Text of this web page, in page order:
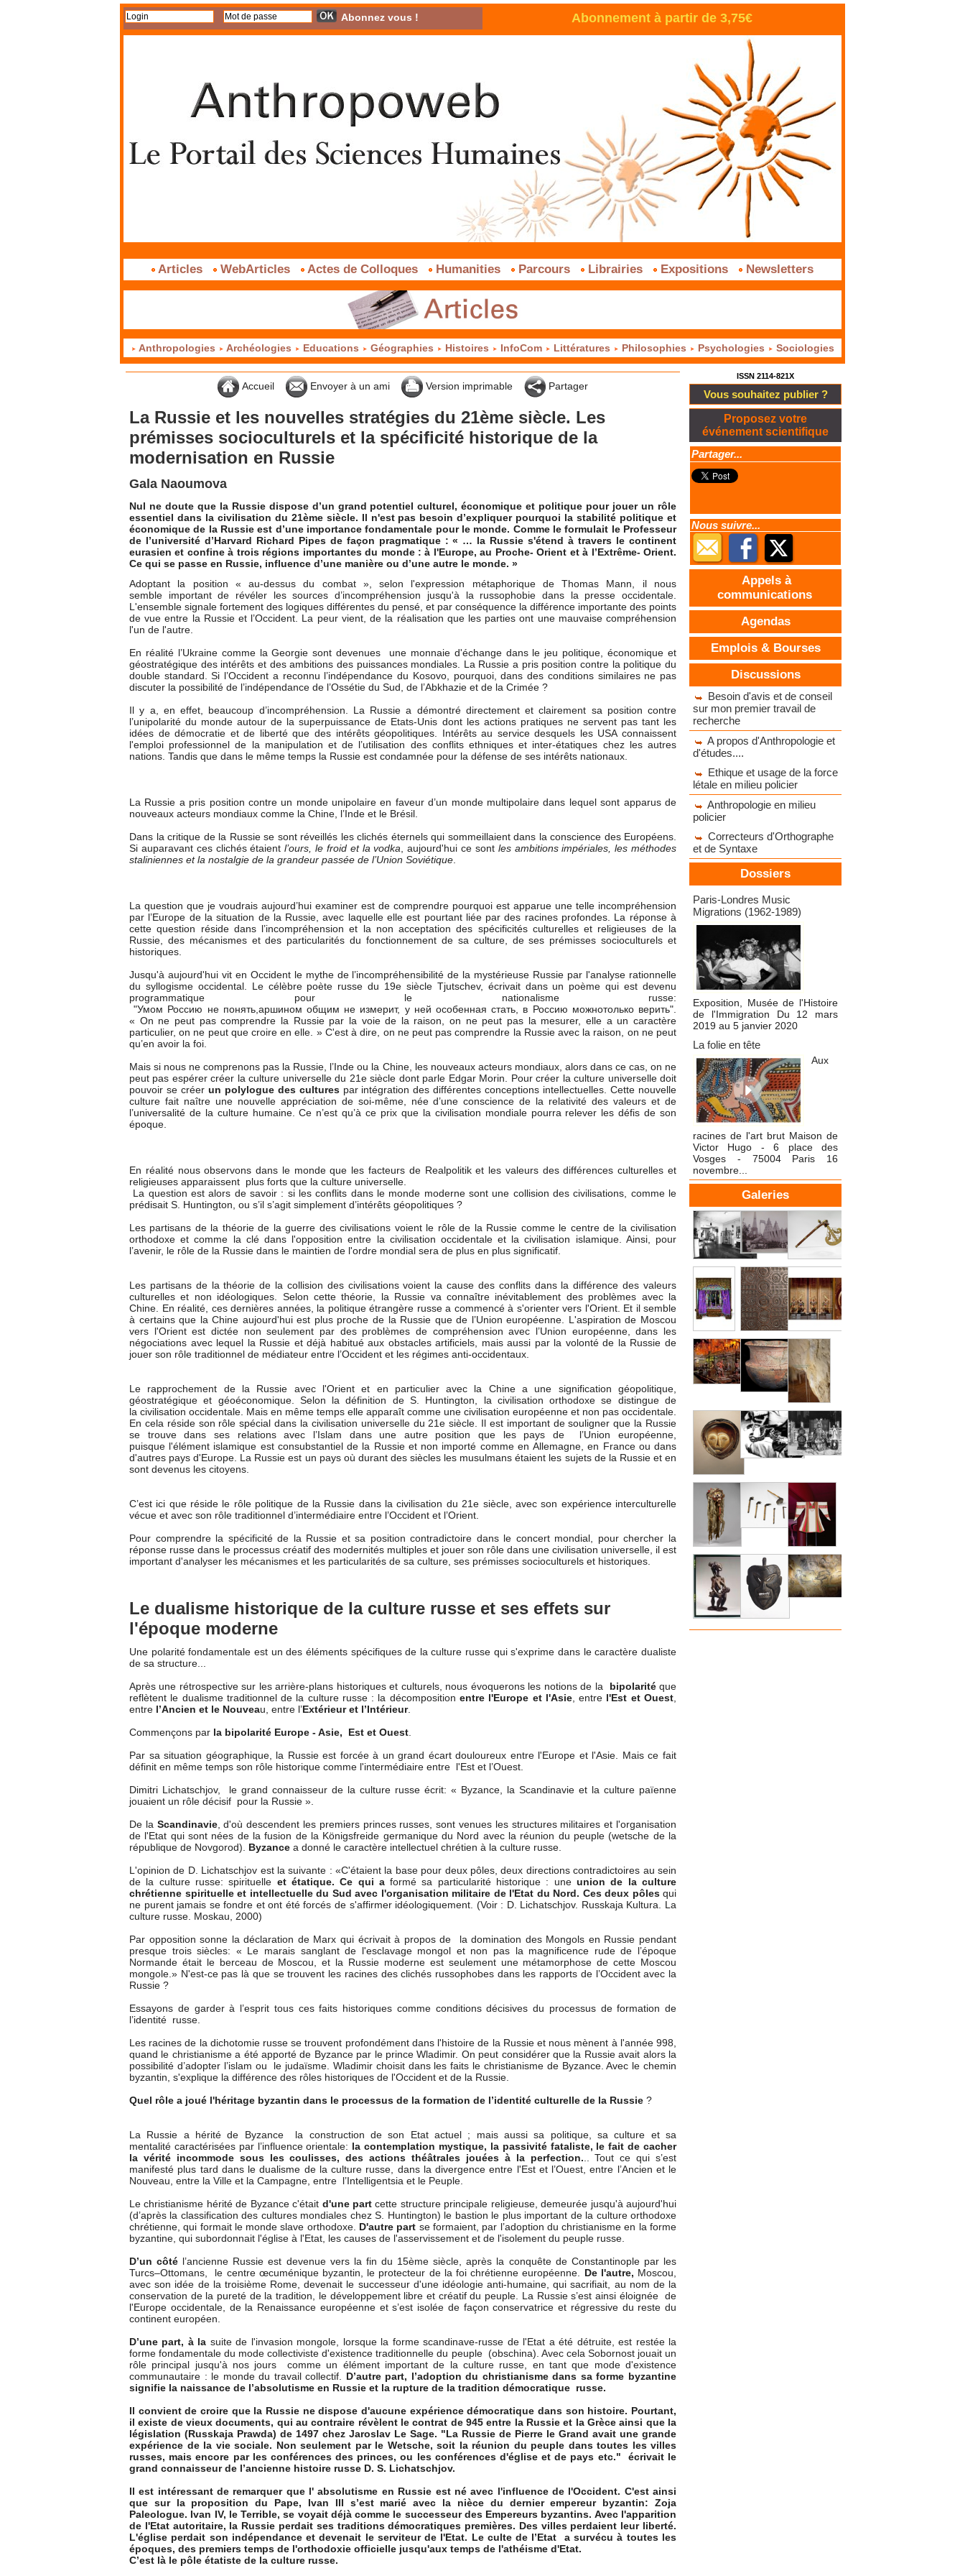
Abonnez vous ! Abonnement à partir de 3,75€
Articles WebArticles Actes de Colloques Humanities Parcours Librairies Expositions Newsletters
Anthropologies Archéologies Educations Géographies Histoires InfoCom Littératures Philosophies Psychologies Sociologies
Accueil Envoyer à un ami Version imprimable Partager
La Russie et les nouvelles stratégies du 21ème siècle. Les
prémisses socioculturels et la spécificité historique de la
modernisation en Russie
Gala Naoumova
Nul ne doute que la Russie dispose d’un grand potentiel culturel, économique et politique pour jouer un rôle
essentiel dans la civilisation du 21ème siècle. Il n'est pas besoin d’expliquer pourquoi la stabilité politique et
économique de la Russie est d’une importance fondamentale pour le monde. Comme le formulait le Professeur
de l’université d’Harvard Richard Pipes de façon pragmatique : « … la Russie s'étend à travers le continent
eurasien et confine à trois régions importantes du monde : à l'Europe, au Proche- Orient et à l’Extrême- Orient.
Ce qui se passe en Russie, influence d’une manière ou d’une autre le monde. »
Adoptant la position « au-dessus du combat », selon l'expression métaphorique de Thomas Mann, il nous
semble important de révéler les sources d’incompréhension jusqu'à la russophobie dans la presse occidentale.
L'ensemble signale fortement des logiques différentes du pensé, et par conséquence la différence importante des points
de vue entre la Russie et l’Occident. La peur vient, de la réalisation que les parties ont une mauvaise compréhension
l'un de l'autre.
En réalité l’Ukraine comme la Georgie sont devenues une monnaie d'échange dans le jeu politique, économique et
géostratégique des intérêts et des ambitions des puissances mondiales. La Russie a pris position contre la politique du
double standard. Si l’Occident a reconnu l’indépendance du Kosovo, pourquoi, dans des conditions similaires ne pas
discuter la possibilité de l’indépendance de l’Ossétie du Sud, de l’Abkhazie et de la Crimée ?
Il y a, en effet, beaucoup d’incompréhension. La Russie a démontré directement et clairement sa position contre
l’unipolarité du monde autour de la superpuissance de Etats-Unis dont les actions pratiques ne servent pas tant les
idées de démocratie et de liberté que des intérêts géopolitiques. Intérêts au service desquels les USA connaissent
l'emploi professionnel de la manipulation et de l’utilisation des conflits ethniques et inter-étatiques chez les autres
nations. Tandis que dans le même temps la Russie est condamnée pour la défense de ses intérêts nationaux.
La Russie a pris position contre un monde unipolaire en faveur d’un monde multipolaire dans lequel sont apparus de
nouveaux acteurs mondiaux comme la Chine, l’Inde et le Brésil.
Dans la critique de la Russie se sont réveillés les clichés éternels qui sommeillaient dans la conscience des Européens.
Si auparavant ces clichés étaientl’ours, le froid et la vodka , aujourd'hui ce sont les ambitions impériales, les méthodes
staliniennes et la nostalgie de la grandeur passée de l’Union Soviétique
La question que je voudrais aujourd’hui examiner est de comprendre pourquoi est apparue une telle incompréhension
par l’Europe de la situation de la Russie, avec laquelle elle est pourtant liée par des racines profondes. La réponse à
cette question réside dans l’incompréhension et la non acceptation des spécificités culturelles et religieuses de la
Russie, des mécanismes et des particularités du fonctionnement de sa culture, de ses prémisses socioculturels et
historiques.
Jusqu'à aujourd'hui vit en Occident le mythe de l’incompréhensibilité de la mystérieuse Russie par l'analyse rationnelle
du syllogisme occidental. Le célèbre poète russe du 19e siècle Tjutschev, écrivait dans un poème qui est devenu
programmatique pour le nationalisme russe:
"Умом Россию не понять,аршином общим не измерит, у ней особенная стать, в Россию можнотолько верить".
« On ne peut pas comprendre la Russie par la voie de la raison, on ne peut pas la mesurer, elle a un caractère
particulier, on ne peut que croire en elle. » C'est à dire, on ne peut pas comprendre la Russie avec la raison, on ne peut
qu’en avoir la foi.
Mais si nous ne comprenons pas la Russie, l’Inde ou la Chine, les nouveaux acteurs mondiaux, alors dans ce cas, on ne
peut pas espérer créer la culture universelle du 21e siècle dont parle Edgar Morin. Pour créer la culture universelle doit
pouvoir se créer un polylogue des culturespar intégration des différentes conceptions intellectuelles. Cette nouvelle
culture fait naître une nouvelle appréciation de soi-même, née d’une conscience de la relativité des valeurs et de
l’universalité de la culture humaine. Ce n’est qu’à ce prix que la civilisation mondiale pourra relever les défis de son
époque.
En réalité nous observons dans le monde que les facteurs de Realpolitik et les valeurs des différences culturelles et
religieuses apparaissent plus forts que la culture universelle.
La question est alors de savoir : si les conflits dans le monde moderne sont une collision des civilisations, comme le
prédisait S. Huntington, ou s’il s’agit simplement d’intérêts géopolitiques ?
Les partisans de la théorie de la guerre des civilisations voient le rôle de la Russie comme le centre de la civilisation
orthodoxe et comme la clé dans l'opposition entre la civilisation occidentale et la civilisation islamique. Ainsi, pour
l’avenir, le rôle de la Russie dans le maintien de l'ordre mondial sera de plus en plus significatif.
Les partisans de la théorie de la collision des civilisations voient la cause des conflits dans la différence des valeurs
culturelles et non idéologiques. Selon cette théorie, la Russie va connaître inévitablement des problèmes avec la
Chine. En réalité, ces dernières années, la politique étrangère russe a commencé à s'orienter vers l'Orient. Et il semble
à certains que la Chine aujourd'hui est plus proche de la Russie que de l’Union européenne. L'aspiration de Moscou
vers l'Orient est dictée non seulement par des problèmes de compréhension avec l’Union européenne, dans les
négociations avec lequel la Russie et déjà habitué aux obstacles artificiels, mais aussi par la volonté de la Russie de
jouer son rôle traditionnel de médiateur entre l’Occident et les régimes anti-occidentaux.
Le rapprochement de la Russie avec l'Orient et en particulier avec la Chine a une signification géopolitique,
géostratégique et géoéconomique. Selon la définition de S. Huntington, la civilisation orthodoxe se distingue de
la civilisation occidentale. Mais en même temps elle apparaît comme une civilisation européenne et non pas occidentale.
En cela réside son rôle spécial dans la civilisation universelle du 21e siècle. Il est important de souligner que la Russie
se trouve dans ses relations avec l’Islam dans une autre position que les pays de l’Union européenne,
puisque l'élément islamique est consubstantiel de la Russie et non importé comme en Allemagne, en France ou dans
d'autres pays d'Europe. La Russie est un pays où durant des siècles les musulmans étaient les sujets de la Russie et en
sont devenus les citoyens.
C’est ici que réside le rôle politique de la Russie dans la civilisation du 21e siècle, avec son expérience interculturelle
vécue et avec son rôle traditionnel d’intermédiaire entre l’Occident et l’Orient.
Pour comprendre la spécificité de la Russie et sa position contradictoire dans le concert mondial, pour chercher la
réponse russe dans le processus créatif des modernités multiples et jouer son rôle dans une civilisation universelle, il est
important d'analyser les mécanismes et les particularités de sa culture, ses prémisses socioculturels et historiques.
Le dualisme historique de la culture russe et ses effets sur
l'époque moderne
Une polarité fondamentale est un des éléments spécifiques de la culture russe qui s'exprime dans le caractère dualiste
de sa structure...
Après une rétrospective sur les arrière-plans historiques et culturels, nous évoquerons les notions de la bipolaritéque
reflètent le dualisme traditionnel de la culture russe : la décompositionentre l'Europe et l'Asie, entre l'Est et Ouest
entre l’Ancien et le Nouveau, entre l’Extérieur et l’Intérieur.
Commençons par la bipolarité Europe - Asie, Est et Ouest
Par sa situation géographique, la Russie est forcée à un grand écart douloureux entre l'Europe et l'Asie. Mais ce fait
définit en même temps son rôle historique comme l'intermédiaire entre l'Est et l’Ouest.
Dimitri Lichatschjov, le grand connaisseur de la culture russe écrit: « Byzance, la Scandinavie et la culture païenne
jouaient un rôle décisif pour la Russie ».
De la Scandinavie, d'où descendent les premiers princes russes, sont venues les structures militaires et l'organisation
de l'Etat qui sont nées de la fusion de la Königsfreide germanique du Nord avec la réunion du peuple (wetsche de la
république de Novgorod). Byzance a donné le caractère intellectuel chrétien à la culture russe.
L'opinion de D. Lichatschjov est la suivante : «C'étaient la base pour deux pôles, deux directions contradictoires au sein
de la culture russe: spirituelle et étatique. Ce qui aformé sa particularité historique : uneunion de la culture
chrétienne spirituelle et intellectuelle du Sud avec l'organisation militaire de l'Etat du Nord. Ces deux pôlesqui
ne purent jamais se fondre et ont été forcés de s'affirmer idéologiquement. (Voir : D. Lichatschjov. Russkaja Kultura. La
culture russe. Moskau, 2000)
Par opposition sonne la déclaration de Marx qui écrivait à propos de la domination des Mongols en Russie pendant
presque trois siècles: « Le marais sanglant de l'esclavage mongol et non pas la magnificence rude de l’époque
Normande était le berceau de Moscou, et la Russie moderne est seulement une métamorphose de cette Moscou
mongole.» N'est-ce pas là que se trouvent les racines des clichés russophobes dans les rapports de l’Occident avec la
Russie ?
Essayons de garder à l’esprit tous ces faits historiques comme conditions décisives du processus de formation de
l’identité russe.
Les racines de la dichotomie russe se trouvent profondément dans l'histoire de la Russie et nous mènent à l'année 998,
quand le christianisme a été apporté de Byzance par le prince Wladimir. On peut considérer que la Russie avait alors la
possibilité d’adopter l’islam ou le judaïsme. Wladimir choisit dans les faits le christianisme de Byzance. Avec le chemin
byzantin, s'explique la différence des rôles historiques de l'Occident et de la Russie.
Quel rôle a joué l'héritage byzantin dans le processus de la formation de l’identité culturelle de la Russie ?
La Russie a hérité de Byzance la construction de son Etat actuel ; mais aussi sa politique, sa culture et sa
mentalité caractérisées par l’influence orientale: la contemplation mystique, la passivité fataliste, le fait de cacher
la vérité incommode sous les coulisses, des actions théâtrales jouées à la perfection. .. Tout ce qui s’est
manifesté plus tard dans le dualisme de la culture russe, dans la divergence entre l'Est et l’Ouest, entre l’Ancien et le
Nouveau, entre la Ville et la Campagne, entre l’Intelligentsia et le Peuple.
Le christianisme hérité de Byzance c'était d'une part cette structure principale religieuse, demeurée jusqu'à aujourd'hui
(d’après la classification des cultures mondiales chez S. Huntington) le bastion le plus important de la culture orthodoxe
chrétienne, qui formait le monde slave orthodoxe. D'autre part se formaient, par l’adoption du christianisme en la forme
byzantine, qui subordonnait l'église à l'Etat, les causes de l'asservissement et de l'isolement du peuple russe.
D’un côté l’ancienne Russie est devenue vers la fin du 15ème siècle, après la conquête de Constantinople par les
Turcs–Ottomans, le centre œcuménique byzantin, le protecteur de la foi chrétienne européenne. De l'autre, Moscou,
avec son idée de la troisième Rome, devenait le successeur d'une idéologie anti-humaine, qui sacrifiait, au nom de la
conservation de la pureté de la tradition, le développement libre et créatif du peuple. La Russie s’est ainsi éloignée de
l'Europe occidentale, de la Renaissance européenne et s’est isolée de façon conservatrice et régressive du reste du
continent européen.
D’une part, à la suite de l'invasion mongole, lorsque la forme scandinave-russe de l'Etat a été détruite, est restée la
forme fondamentale du mode collectiviste d'existence traditionnelle du peuple (obschina). Avec cela Sobornost jouait un
rôle principal jusqu'à nos jours comme un élément important de la culture russe, en tant que mode d'existence
communautaire : le monde du travail collectif. D’autre part, l’adoption du christianisme dans sa forme byzantine
signifie la naissance de l’absolutisme en Russie et la rupture de la tradition démocratique russe.
Il convient de croire que la Russie ne dispose d'aucune expérience démocratique dans son histoire. Pourtant,
il existe de vieux documents, qui au contraire révèlent le contrat de 945 entre la Russie et la Grèce ainsi que la
législation (Russkaja Prawda) de 1497 chez Jaroslav Le Sage. "La Russie de Pierre le Grand avait une grande
expérience de la vie sociale. Non seulement par le Wetsche, soit la réunion du peuple dans toutes les villes
russes, mais encore par les conférences des princes, ou les conférences d'église et de pays etc." écrivait le
grand connaisseur de l’ancienne histoire russe D. S. Lichatschjov.
Il est intéressant de remarquer que l' absolutisme en Russie est né avec l'influence de l'Occident. C'est ainsi
que sur la proposition du Pape, Ivan III s’est marié avec la nièce du dernier empereur byzantin: Zoja
Paleologue. Ivan IV, le Terrible, se voyait déjà comme le successeur des Empereurs byzantins. Avec l'apparition
de l'Etat autoritaire, la Russie perdait ses traditions démocratiques premières. Des villes perdaient leur liberté.
L'église perdait son indépendance et devenait le serviteur de l'Etat. Le culte de l’Etat a survécu à toutes les
époques, des premiers temps de l'orthodoxie officielle jusqu'aux temps de l'athéisme d'Etat.
C’est là le pôle étatiste de la culture russe.
ISSN 2114-821X
Vous souhaitez publier ?
Proposez votre
événement scientifique
Partager...
Nous suivre...
Appels à
communications
Agendas
Emplois & Bourses
Discussions
Besoin d'avis et de conseil
sur mon premier travail de
recherche
A propos d'Anthropologie et
d'études....
Ethique et usage de la force
létale en milieu policier
Anthropologie en milieu
policier
Correcteurs d'Orthographe
et de Syntaxe
Dossiers
Paris-Londres Music
Migrations (1962-1989)
Exposition, Musée de l'Histoire
de l'Immigration Du 12 mars
2019 au 5 janvier 2020
La folie en tête
Aux
racines de l'art brut Maison de
Victor Hugo - 6 place des
Vosges - 75004 Paris 16
novembre...
Galeries